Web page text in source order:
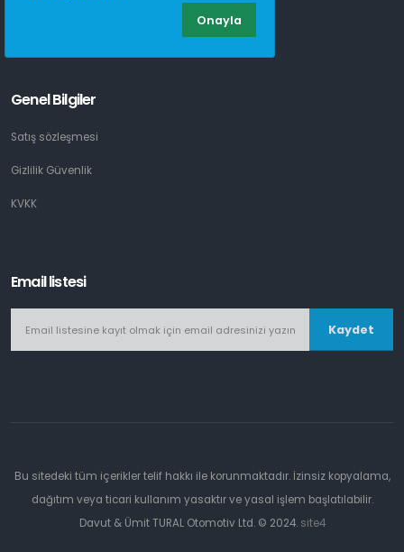
Genel Bilgiler
Satış sözleşmesi
Gizlilik Güvenlik
KVKK
Email listesi
Kaydet
Bu sitedeki tüm içerikler telif hakkı ile korunmaktadır. İzinsiz kopyalama,
dağıtım veya ticari kullanım yasaktır ve yasal işlem başlatılabilir.
Davut & Ümit TURAL Otomotiv Ltd. © 2024. site4
Onayla